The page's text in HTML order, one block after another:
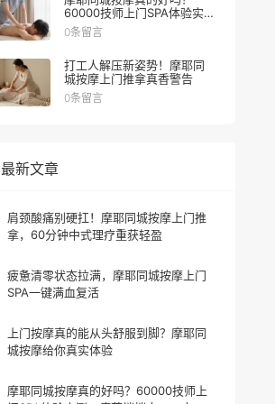
60000技师上门SPA体验实
测，疲劳悄悄走，一人一泰
式，躺赢
0条留言
打工人解压新姿势！摩耶同
城按摩上门推拿真香警告
0条留言
最新文章
肩颈酸痛别硬扛！摩耶同城按摩上门推
拿，60分钟中式理疗重获轻盈
疲惫清零状态拉满，摩耶同城按摩上门
SPA一键满血复活
上门按摩真的能从头舒服到脚？摩耶同
城按摩给你真实体验
摩耶同城按摩真的好吗？60000技师上